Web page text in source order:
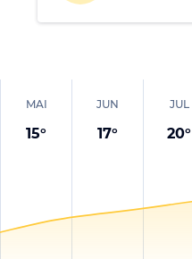
MAI
15°
JUN
17°
JUL
20°